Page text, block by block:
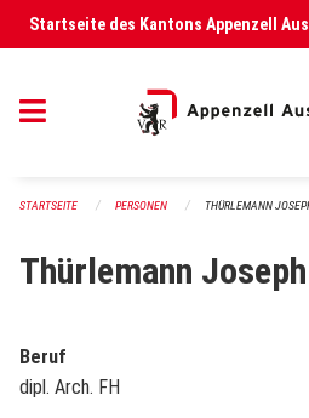
Navigation überspringen
Startseite des Kantons Appenzell
STARTSEITE PERSONEN THÜRLEMANN
Thürlemann Joseph
Beruf
dipl. Arch. FH